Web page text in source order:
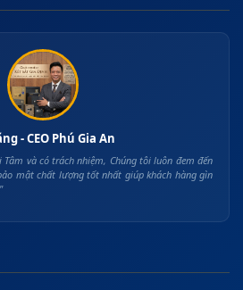
- CEO Phú Gia An
và có trách nhiệm, Chúng tôi luôn đem đến
mật chất lượng tốt nhất giúp khách hàng gìn